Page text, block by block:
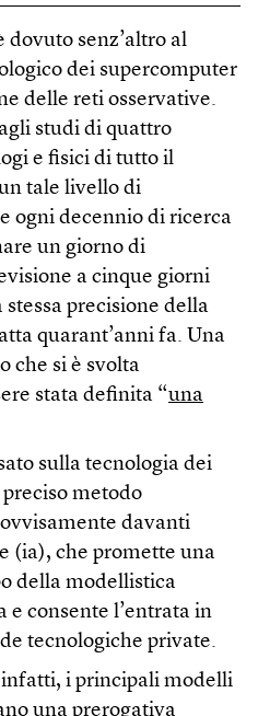
senz’altro al
dei supercomputer
delle reti osservative.
studi di quattro
e fisici di tutto il
tale livello di
ogni decennio di ricerca
un giorno di
a cinque giorni
precisione della
quarant’anni fa. Una
che si è svolta
stata definita “una
sulla tecnologia dei
metodo
davanti
(ia), che promette una
della modellistica
consente l’entrata in
tecnologiche private.
infatti, i principali modelli
una prerogativa